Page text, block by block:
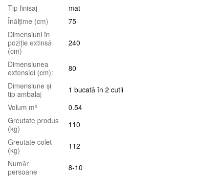
Tip finisaj
mat
Înălțime (cm)
75
Dimensiuni în
poziție extinsă
(cm)
240
Dimensiunea
extensiei (cm):
80
Dimensiune și
tip ambalaj
1 bucată în 2 cutii
Volum m³
0.54
Greutate produs
(kg)
110
Greutate colet
(kg)
112
Număr
persoane
8-10